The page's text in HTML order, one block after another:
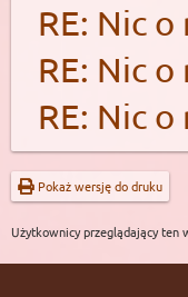
RE: Nic o
RE: Nic o
RE: Nic o
Pokaż wersję do druku
Użytkownicy przeglądający ten